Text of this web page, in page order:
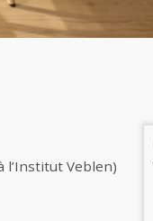
l’Institut Veblen)